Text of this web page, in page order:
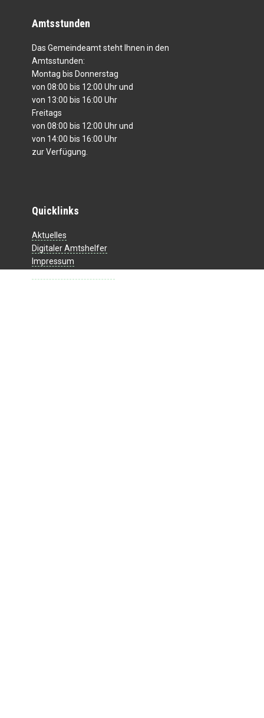
Amtsstunden
Das Gemeindeamt steht Ihnen in den
Amtsstunden:
Montag bis Donnerstag
von 08:00 bis 12:00 Uhr und
von 13:00 bis 16:00 Uhr
Freitags
von 08:00 bis 12:00 Uhr und
von 14:00 bis 16:00 Uhr
zur Verfügung.
Quicklinks
Aktuelles
Digitaler Amtshelfer
Impressum